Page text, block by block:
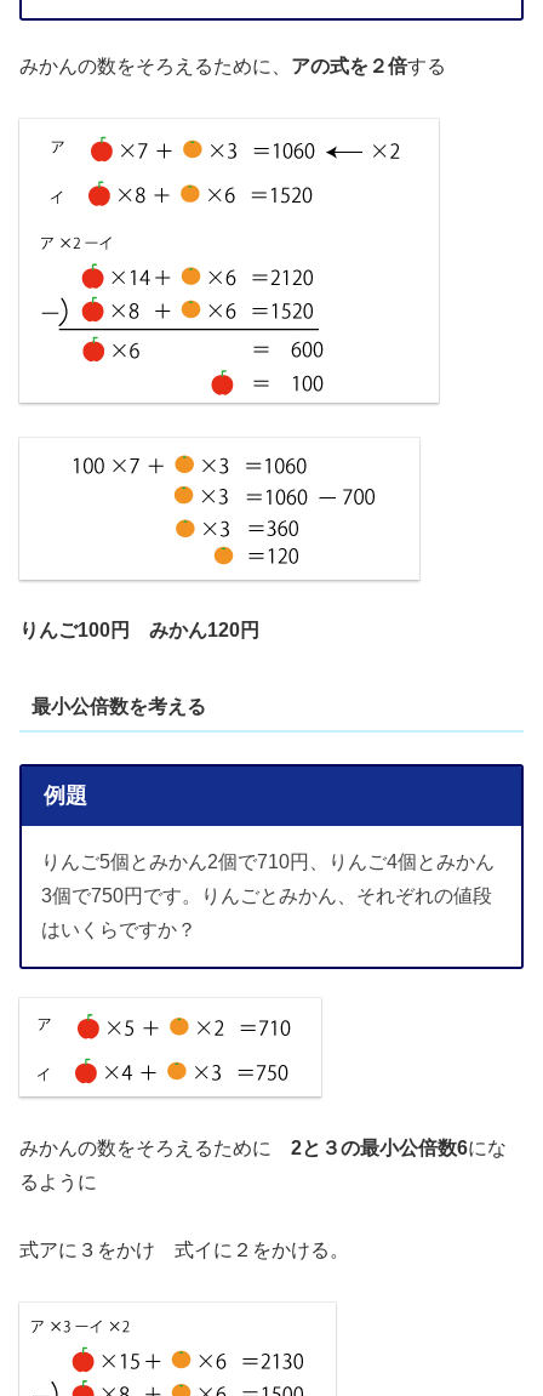
みかんの数をそろえるために、 アの式を２倍する
りんご100円 みかん120円
最小公倍数を考える
例題
りんご5個とみかん2個で710円、りんご4個とみかん
3個で750円です。りんごとみかん、それぞれの値段
はいくらですか？
みかんの数をそろえるために 2と３の最小公倍数6にな
るように
式アに３をかけ 式イに２をかける。